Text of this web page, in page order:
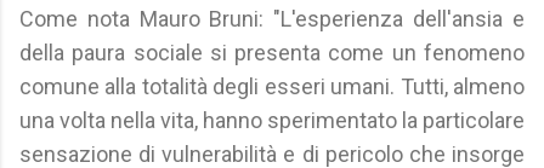
Come nota Mauro Bruni: "L'esperienza dell'ansia e
della paura sociale si presenta come un fenomeno
comune alla totalità degli esseri umani. Tutti, almeno
una volta nella vita, hanno sperimentato la particolare
sensazione di vulnerabilità e di pericolo che insorge